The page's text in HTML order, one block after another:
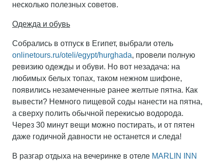
несколько полезных советов.
Одежда и обувь
Собрались в отпуск в Египет, выбрали отель
onlinetours.ru/oteli/egypt/hurghada, провели полную
ревизию одежды и обуви. Но вот незадача: на
любимых белых топах, таком нежном шифоне,
появились незамеченные ранее желтые пятна. Как
вывести? Немного пищевой соды нанести на пятна,
а сверху полить обычной перекисью водорода.
Через 30 минут вещи можно постирать, и от пятен
даже годичной давности не останется и следа!
В разгар отдыха на вечеринке в отеле MARLIN INN